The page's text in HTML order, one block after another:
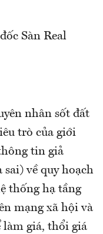
Sàn Real
nhân sốt đất
trò của giới
tin giả
về quy hoạch
thống hạ tầng
mạng xã hội và
làm giá, thổi giá